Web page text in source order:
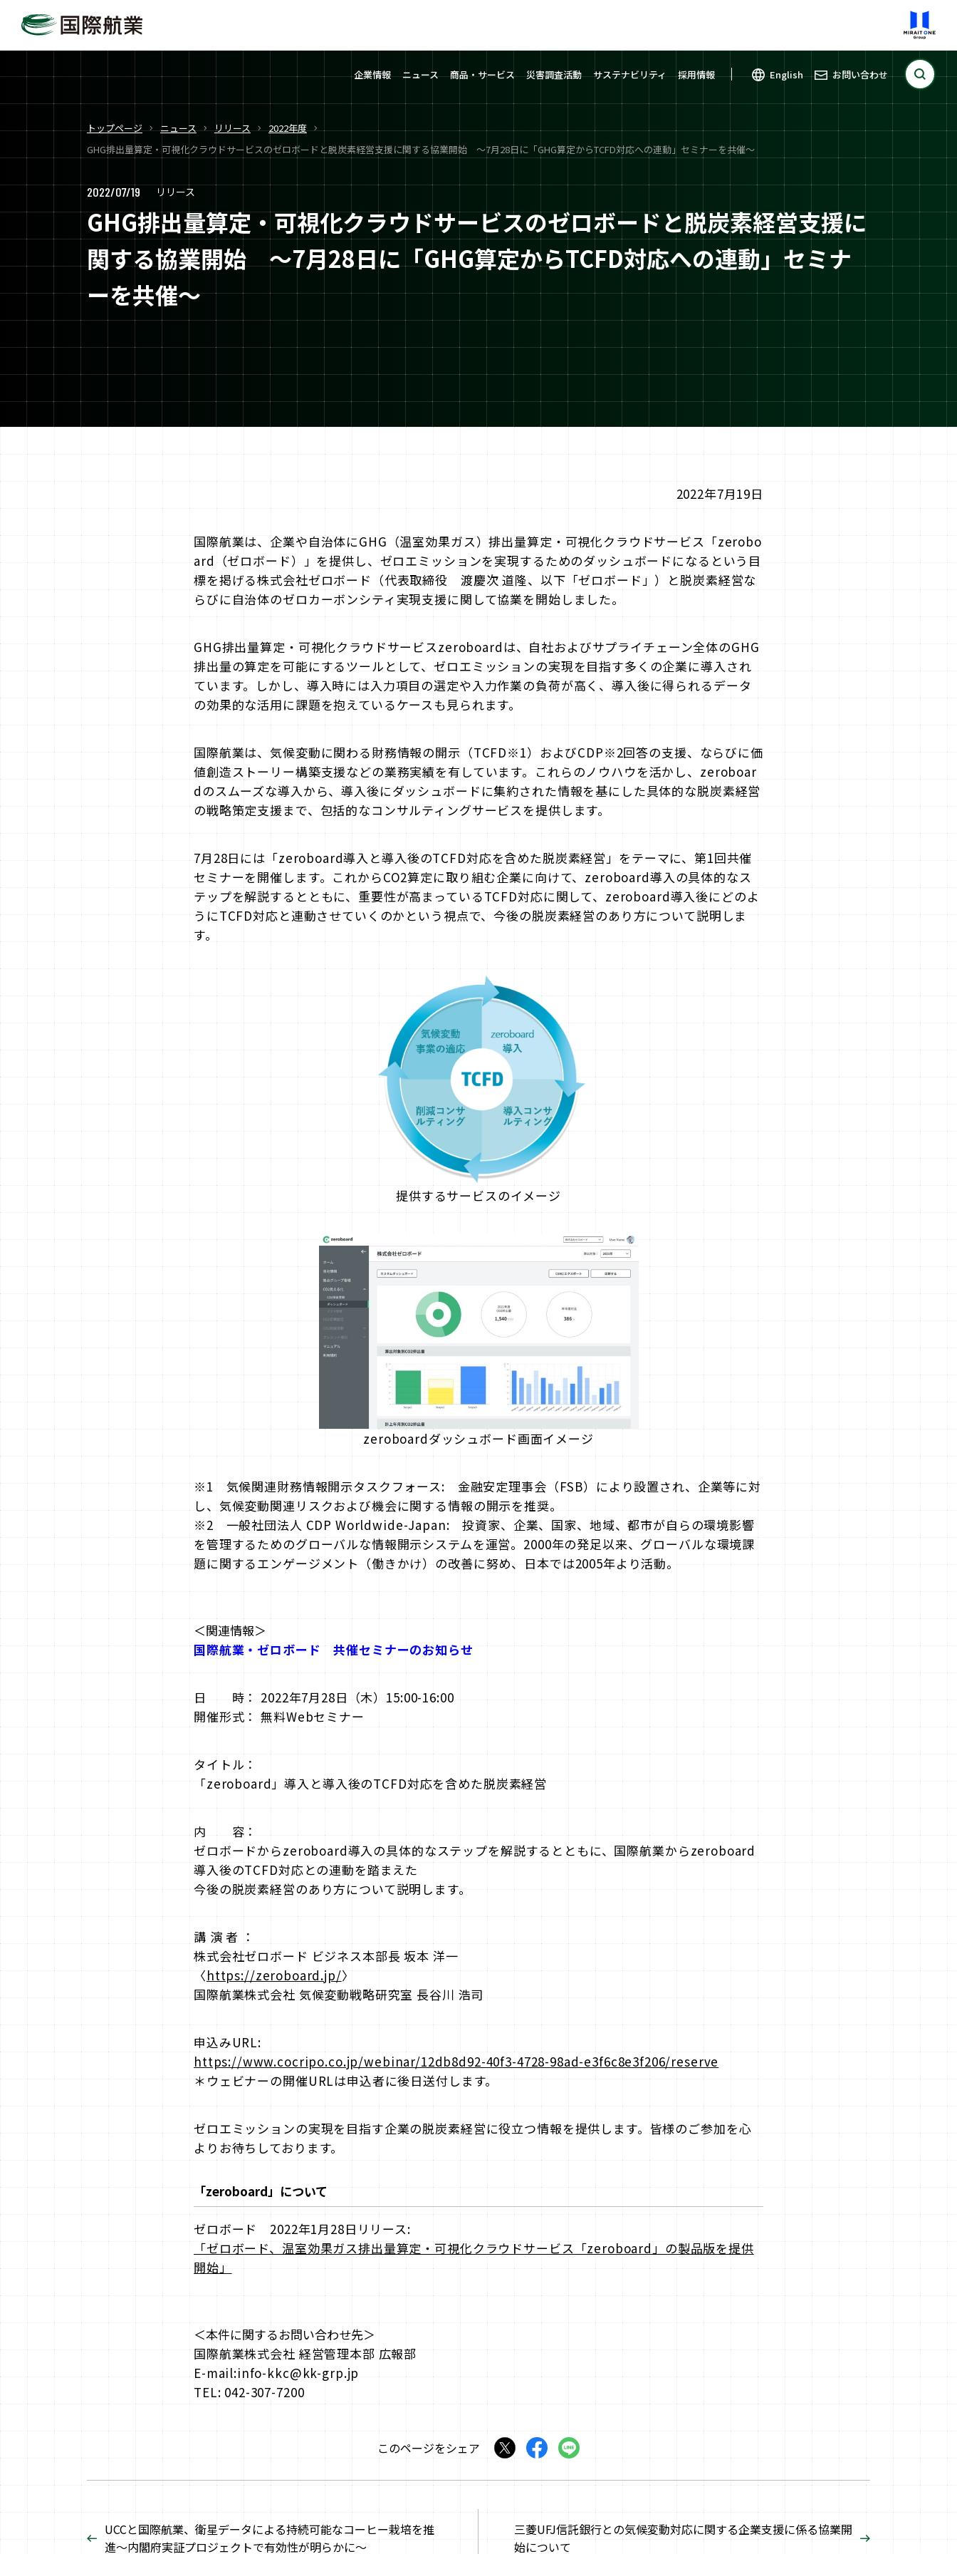
企業情報 ニュース 商品・サービス 災害調査活動 サステナビリティ 採用情報 English お問い合わせ
トップページ ニュース リリース
2022年度
GHG排出量算定・可視化クラウドサービスのゼロボードと脱炭素経営支援に関する協業開始 ～7月28日に「GHG算定からTCFD対応への連動」セミナーを共催～
2022/07/19 リリース
GHG排出量算定・可視化クラウドサービスのゼロボードと脱炭素経営支援に
関する協業開始 ～7月28日に「GHG算定からTCFD対応への連動」セミナ
ーを共催～
2022年7月19日
国際航業は、企業や自治体にGHG（温室効果ガス）排出量算定・可視化クラウドサービス「zerobo
ard（ゼロボード）」を提供し、ゼロエミッションを実現するためのダッシュボードになるという目
標を掲げる株式会社ゼロボード（代表取締役 渡慶次 道隆、以下「ゼロボード」）と脱炭素経営な
らびに自治体のゼロカーボンシティ実現支援に関して協業を開始しました。
GHG排出量算定・可視化クラウドサービスzeroboardは、自社およびサプライチェーン全体のGHG
排出量の算定を可能にするツールとして、ゼロエミッションの実現を目指す多くの企業に導入され
ています。しかし、導入時には入力項目の選定や入力作業の負荷が高く、導入後に得られるデータ
の効果的な活用に課題を抱えているケースも見られます。
国際航業は、気候変動に関わる財務情報の開示（TCFD※1）およびCDP※2回答の支援、ならびに価
値創造ストーリー構築支援などの業務実績を有しています。これらのノウハウを活かし、zeroboar
dのスムーズな導入から、導入後にダッシュボードに集約された情報を基にした具体的な脱炭素経営
の戦略策定支援まで、包括的なコンサルティングサービスを提供します。
7月28日には「zeroboard導入と導入後のTCFD対応を含めた脱炭素経営」をテーマに、第1回共催
セミナーを開催します。これからCO2算定に取り組む企業に向けて、zeroboard導入の具体的なス
テップを解説するとともに、重要性が高まっているTCFD対応に関して、zeroboard導入後にどのよ
うにTCFD対応と連動させていくのかという視点で、今後の脱炭素経営のあり方について説明しま
す。
提供するサービスのイメージ
zeroboardダッシュボード画面イメージ
※1 気候関連財務情報開示タスクフォース: 金融安定理事会（FSB）により設置され、企業等に対
し、気候変動関連リスクおよび機会に関する情報の開示を推奨。
※2 一般社団法人 CDP Worldwide-Japan: 投資家、企業、国家、地域、都市が自らの環境影響
を管理するためのグローバルな情報開示システムを運営。2000年の発足以来、グローバルな環境課
題に関するエンゲージメント（働きかけ）の改善に努め、日本では2005年より活動。
＜関連情報＞
国際航業・ゼロボード 共催セミナーのお知らせ
日 時： 2022年7月28日（木）15:00-16:00
開催形式： 無料Webセミナー
タイトル：
「zeroboard」導入と導入後のTCFD対応を含めた脱炭素経営
内 容：
ゼロボードからzeroboard導入の具体的なステップを解説するとともに、国際航業からzeroboard
導入後のTCFD対応との連動を踏まえた
今後の脱炭素経営のあり方について説明します。
講 演 者 ：
株式会社ゼロボード ビジネス本部長 坂本 洋一
〈https://zeroboard.jp/〉
国際航業株式会社 気候変動戦略研究室 長谷川 浩司
申込みURL:
https://www.cocripo.co.jp/webinar/12db8d92-40f3-4728-98ad-e3f6c8e3f206/reserve
＊ウェビナーの開催URLは申込者に後日送付します。
ゼロエミッションの実現を目指す企業の脱炭素経営に役立つ情報を提供します。皆様のご参加を心
よりお待ちしております。
「zeroboard」について
ゼロボード 2022年1月28日リリース:
「ゼロボード、温室効果ガス排出量算定・可視化クラウドサービス「zeroboard」の製品版を提供
開始」
＜本件に関するお問い合わせ先＞
国際航業株式会社 経営管理本部 広報部
E-mail:info-kkc@kk-grp.jp
TEL: 042-307-7200
このページをシェア
UCCと国際航業、衛星データによる持続可能なコーヒー栽培を推
進～内閣府実証プロジェクトで有効性が明らかに～
三菱UFJ信託銀行との気候変動対応に関する企業支援に係る協業開
始について